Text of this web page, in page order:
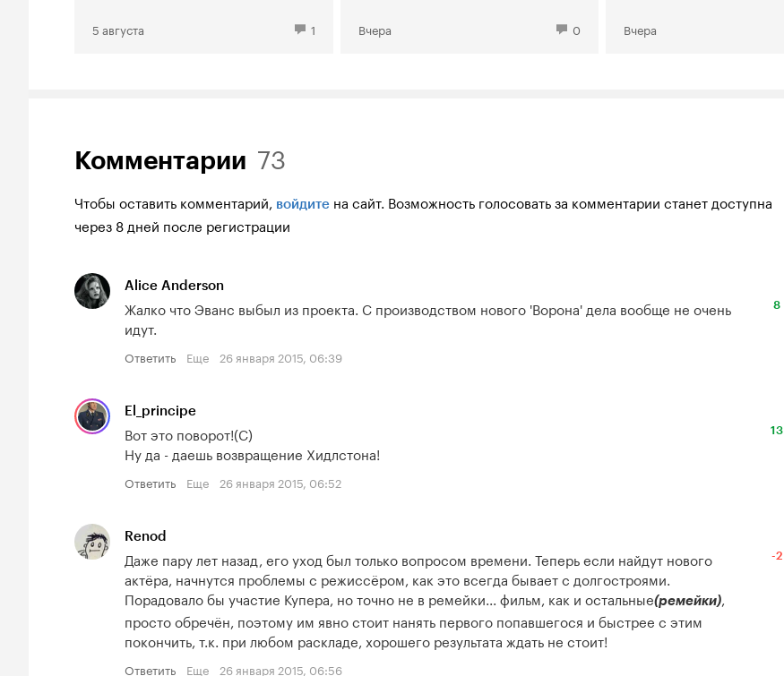
5 августа 1 Вчера 0 Вчера
Комментарии 73
Чтобы оставить комментарий, войдите на сайт. Возможность голосовать за комментарии станет доступна
через 8 дней после регистрации
Alice Anderson
Жалко что Эванс выбыл из проекта. С производством нового 'Ворона' дела вообще не очень
идут.
Ответить Еще 26 января 2015, 06:39
8
El_principe
Вот это поворот!(С)
Ну да - даешь возвращение Хидлстона!
Ответить Еще 26 января 2015, 06:52
13
Renod
Даже пару лет назад, его уход был только вопросом времени. Теперь если найдут нового
актёра, начнутся проблемы с режиссёром, как это всегда бывает с долгостроями.
Порадовало бы участие Купера, но точно не в ремейки... фильм, как и остальные(ремейки),
просто обречён, поэтому им явно стоит нанять первого попавшегося и быстрее с этим
покончить, т.к. при любом раскладе, хорошего результата ждать не стоит!
Ответить Еще 26 января 2015, 06:56
-2